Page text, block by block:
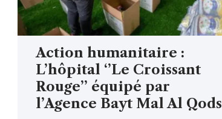
Action humanitaire :
L’hôpital ‘’Le Croissant
Rouge’’ équipé par
l’Agence Bayt Mal Al Qods